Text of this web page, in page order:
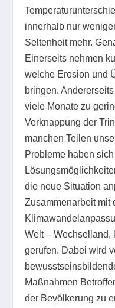
innerhalb nur
Seltenheit mehr.
Einerseits nehmen
welche Erosion und
bringen.
viele Monate zu
Verknappung der
manchen Teilen
Probleme haben
die neue Situation
Zusammenarbeit mit
Welt – Wechselland,
gerufen. Dabei wird
Maßnahmen
der Bevölkerung zu